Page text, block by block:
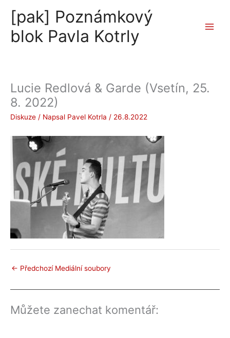
obsah
[pak] Poznámkový
blok Pavla Kotrly
Lucie Redlová & Garde (Vsetín, 25.
8. 2022)
Diskuze / Napsal Pavel Kotrla / 26.8.2022
← Předchozí Mediální soubory
Můžete zanechat komentář: